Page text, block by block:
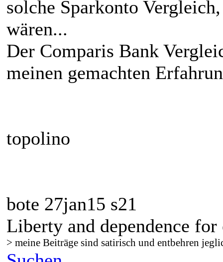
solche Sparkonto
wären...
Der Comparis Bank
meinen gemachten
topolino
bote 27jan15 s21
Liberty and dependence for
> meine Beiträge sind satirisch und entbehren